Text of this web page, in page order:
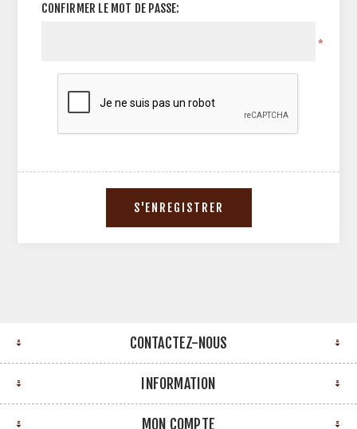
CONFIRMER LE MOT DE PASSE:
*
CONTACTEZ-NOUS
INFORMATION
MON COMPTE